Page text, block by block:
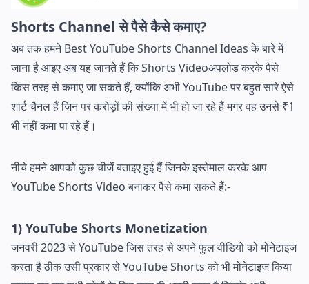
Shorts Channel से पैसे कैसे कमाए?
अब तक हमने Best YouTube Shorts Channel Ideas के बारे में
जाना है आइए अब यह जानते हैं कि Shorts Videoअपलोड करके पैसे
किस तरह से कमाए जा सकते हैं, क्योंकि अभी YouTube पर बहुत सारे ऐसे
शार्ट चैनल हैं जिन पर करोड़ों की संख्या में भी हो जा रहे हैं मगर वह उनसे ₹1
भी नहीं कमा पा रहे हैं।
नीचे हमने आपको कुछ चीजें बताइए हुई हैं जिनके इस्तेमाल करके आप
YouTube Shorts Video बनाकर पैसे कमा सकते हैं:-
1) YouTube Shorts Monetization
जनवरी 2023 से YouTube जिस तरह से अपने फुल वीडियो को मोनेटाइज
करता है ठीक उसी प्रकार से YouTube Shorts को भी मोनेटाइज किया